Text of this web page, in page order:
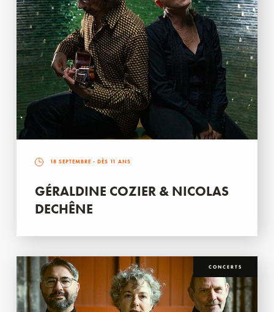
18 SEPTEMBRE - DÈS 11 ANS
GÉRALDINE COZIER & NICOLAS
DECHÊNE
CONCERTS